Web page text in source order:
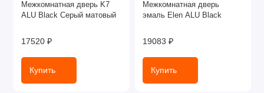
Межкомнатная дверь K7
ALU Black Серый матовый
17520 ₽
Купить
Межкомнатная дверь
эмаль Elen ALU Black
19083 ₽
Купить